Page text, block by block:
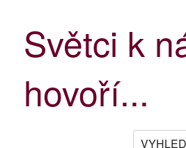
Světci k
hovoří...